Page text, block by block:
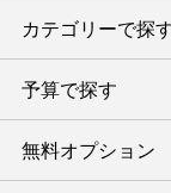
結婚内祝い・引出物
出産内祝い・お返し
香典返し・法要引出
旅行カタログギフト
カタログギフトラン
出産内祝 名入れ
今治タオル特集
カテゴリーで探
カタログギフト
グルメ限定カタログ
予算で探す
カタログギフトを予
無料オプション